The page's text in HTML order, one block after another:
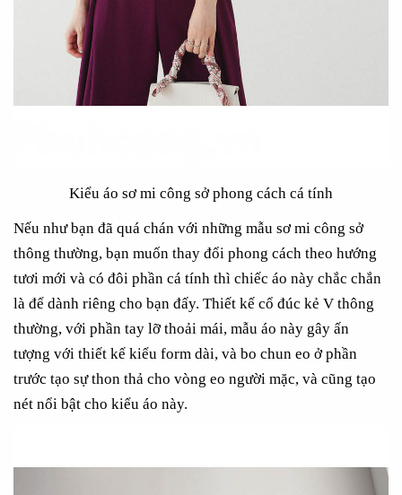
Kiểu áo sơ mi công sở phong cách cá tính
Nếu như bạn đã quá chán với những mẫu sơ mi công sở
thông thường, bạn muốn thay đổi phong cách theo hướng
tươi mới và có đôi phần cá tính thì chiếc áo này chắc chắn
là để dành riêng cho bạn đấy. Thiết kế cổ đúc kẻ V thông
thường, với phần tay lỡ thoải mái, mẫu áo này gây ấn
tượng với thiết kế kiểu form dài, và bo chun eo ở phần
trước tạo sự thon thả cho vòng eo người mặc, và cũng tạo
nét nổi bật cho kiểu áo này.